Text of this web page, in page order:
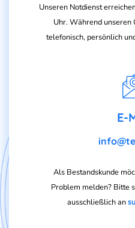
Unseren Notdienst
Uhr. Während unseren
telefonisch, persönlich
E-
Als Bestandskunde
Problem melden? Bitte
ausschließlich an